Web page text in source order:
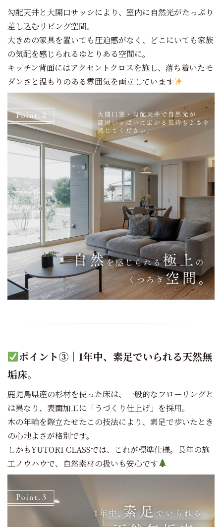
勾配天井と大開口サッシにより、室内に自然光がたっぷり
差し込むリビング空間。
大きめの家具を置いても圧迫感がなく、どこにいても家族
の気配を感じられるゆとりある空間に。
キッチン背面にはアクセントクロスを施し、落ち着いたモ
ダンさと温もりのある雰囲気を両立しています
ポイント③｜1年中、素足でいられる天然無
垢床。
鹿児島県産の杉材を使った床は、一般的なフローリングと
は異なり、表面加工に「うづくり仕上げ」を採用。
木の年輪を際立たせたこの技法により、素足で歩いたとき
の心地よさが格別です。
しかもYUTORI CLASSでは、これが標準仕様。長年の施
工ノウハウで、自然素材の扱いも安心です